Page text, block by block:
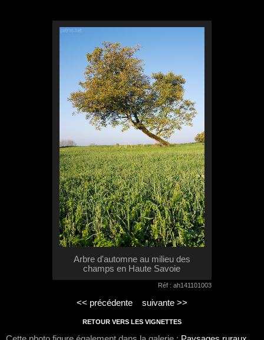
Arbre d'automne au milieu des
champs en Haute Savoie
Réf : ah141101003
<< précédente suivante >>
RETOUR VERS LES VIGNETTES